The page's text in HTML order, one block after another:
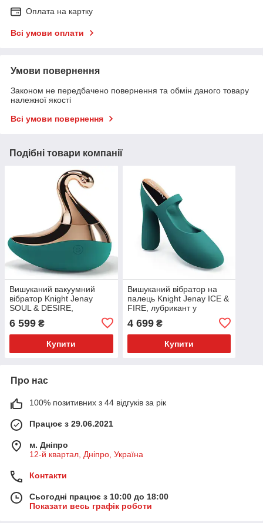
Оплата на картку
Всі умови оплати
Умови повернення
Законом не передбачено повернення та обмін даного товару
належної якості
Всі умови повернення
Подібні товари компанії
Вишуканий вакуумний
вібратор Knight Jenay
SOUL & DESIRE,
6 599 ₴
Купити
Вишуканий вібратор на
палець Knight Jenay ICE &
FIRE, лубрикант у
4 699₴
Купити
Про нас
100% позитивних з 44 відгуків за рік
Працює з 29.06.2021
м. Дніпро
12-й квартал, Дніпро, Україна
Контакти
Сьогодні працює з 10:00 до 18:00
Показати весь графік роботи